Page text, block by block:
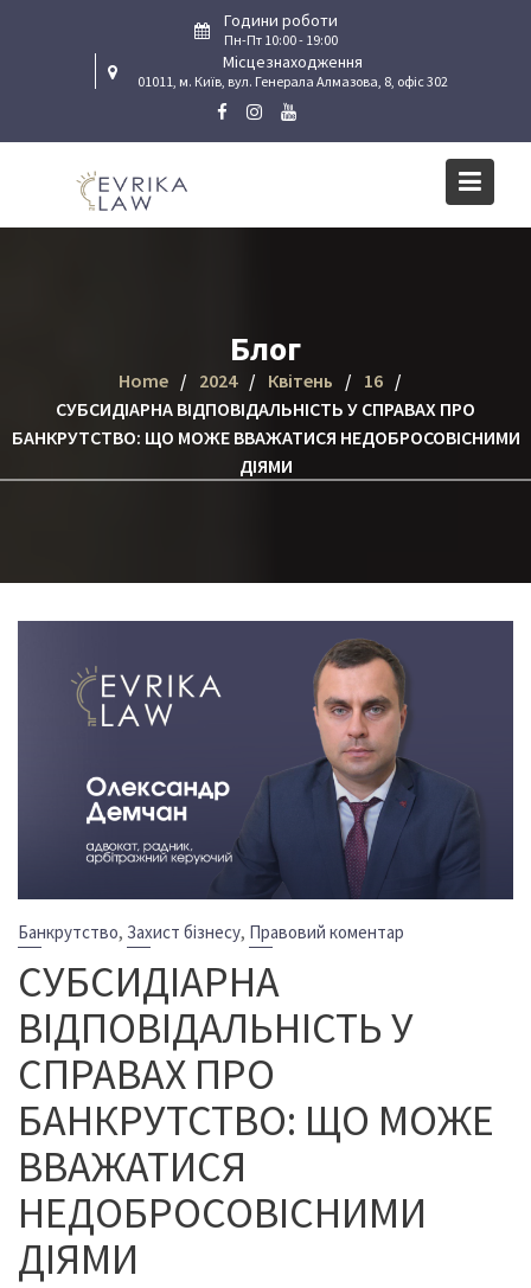
Години роботи
Пн-Пт 10:00 - 19:00
Місцезнаходження
01011, м. Київ, вул. Генерала Алмазова, 8, офіс 302
Блог
Home 2024 Квітень
16
СУБСИДІАРНА ВІДПОВІДАЛЬНІСТЬ У СПРАВАХ ПРО
БАНКРУТСТВО: ЩО МОЖЕ ВВАЖАТИСЯ НЕДОБРОСОВІСНИМИ
ДІЯМИ
Банкрутство, Захист бізнесу, Правовий коментар
СУБСИДІАРНА
ВІДПОВІДАЛЬНІСТЬ У
СПРАВАХ ПРО
БАНКРУТСТВО: ЩО МОЖЕ
ВВАЖАТИСЯ
НЕДОБРОСОВІСНИМИ
ДІЯМИ